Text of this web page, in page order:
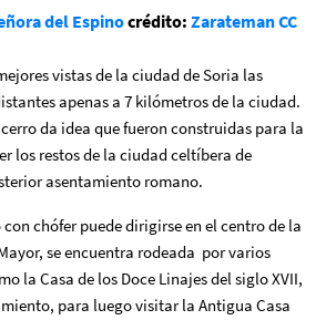
del Espinocrédito: ZaratemanCC
vistas de la ciudad de Soria las
apenas a 7 kilómetros de la ciudad.
da idea que fueron construidas para la
los restos de la ciudad celtíbera de
asentamiento romano.
chófer puede dirigirse en el centro de la
se encuentra rodeada por varios
la Casa de los Doce Linajes del siglo XVII,
para luego visitar la Antigua Casa